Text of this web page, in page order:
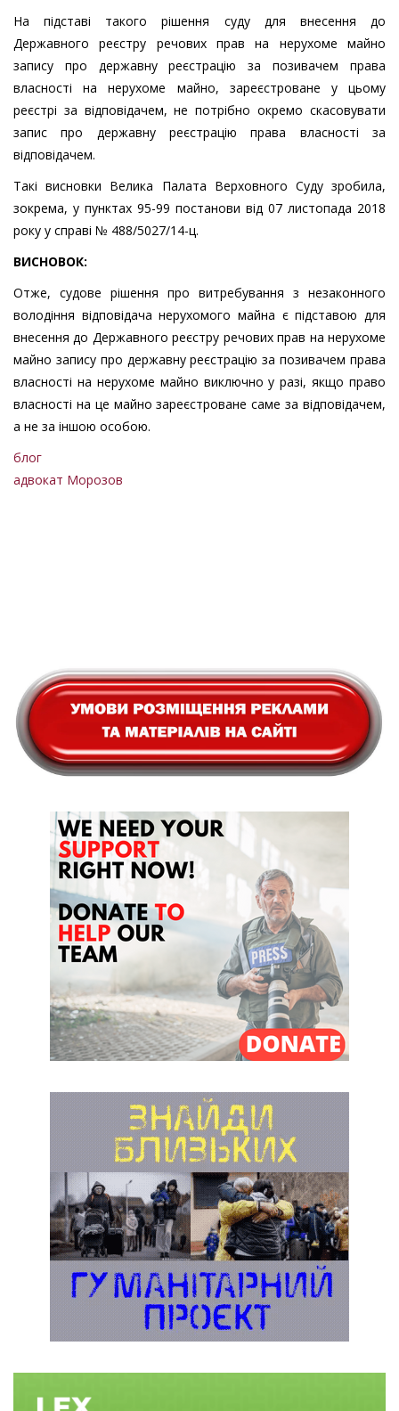
На підставі такого рішення суду для внесення до
Державного реєстру речових прав на нерухоме майно
запису про державну реєстрацію за позивачем права
власності на нерухоме майно, зареєстроване у цьому
реєстрі за відповідачем, не потрібно окремо скасовувати
запис про державну реєстрацію права власності за
відповідачем.
Такі висновки Велика Палата Верховного Суду зробила,
зокрема, у пунктах 95-99 постанови від 07 листопада 2018
року у справі № 488/5027/14-ц.
ВИСНОВОК:
Отже, судове рішення про витребування з незаконного
володіння відповідача нерухомого майна є підставою для
внесення до Державного реєстру речових прав на нерухоме
майно запису про державну реєстрацію за позивачем права
власності на нерухоме майно виключно у разі, якщо право
власності на це майно зареєстроване саме за відповідачем,
а не за іншою особою.
блог
адвокат Морозов